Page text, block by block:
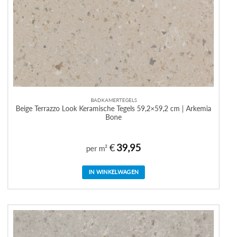
BADKAMERTEGELS
Beige Terrazzo Look Keramische Tegels 59,2×59,2 cm | Arkemia
Bone
per m² €39,95
IN WINKELWAGEN